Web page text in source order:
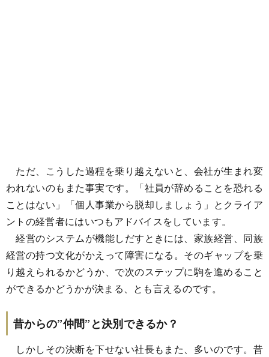
ただ、こうした過程を乗り越えないと、会社が生まれ変
われないのもまた事実です。「社員が辞めることを恐れる
ことはない」「個人事業から脱却しましょう」とクライア
ントの経営者にはいつもアドバイスをしています。
経営のシステムが機能しだすときには、家族経営、同族
経営の持つ文化がかえって障害になる。そのギャップを乗
り越えられるかどうか、で次のステップに駒を進めること
ができるかどうかが決まる、とも言えるのです。
昔からの”仲間”と決別できるか？
しかしその決断を下せない社長もまた、多いのです。昔